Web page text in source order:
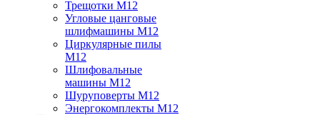
Трещотки M12
Угловые цанговые
шлифмашины M12
Циркулярные пилы
M12
Шлифовальные
машины M12
Шуруповерты M12
Энергокомплекты M12